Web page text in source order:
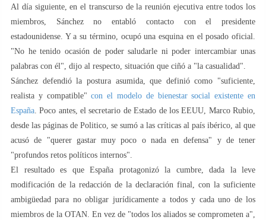
Al día siguiente, en el transcurso de la reunión ejecutiva entre todos los
miembros, Sánchez no entabló contacto con el presidente
estadounidense. Y a su término, ocupó una esquina en el posado oficial.
"No he tenido ocasión de poder saludarle ni poder intercambiar unas
palabras con él", dijo al respecto, situación que ciñó a "la casualidad".
Sánchez defendió la postura asumida, que definió como "suficiente,
realista y compatible"con el modelo de bienestar social existente en
España . Poco antes, el secretario de Estado de los EEUU, Marco Rubio,
desde las páginas de Politico, se sumó a las críticas al país ibérico, al que
acusó de "querer gastar muy poco o nada en defensa" y de tener
"profundos retos políticos internos".
El resultado es que España protagonizó la cumbre, dada la leve
modificación de la redacción de la declaración final, con la suficiente
ambigüedad para no obligar jurídicamente a todos y cada uno de los
miembros de la OTAN. En vez de "todos los aliados se comprometen a",